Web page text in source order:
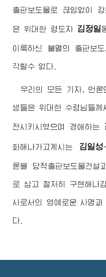
출판보도물로 끊임없이
은 위대한 령도자 김정일
이룩하신 불멸의 출판보
각할수 없다.
우리의 모든 기자, 언론
생들은 위대한 수령님들께
전시키시였으며 경애하는
화해나가고계시는 김일성
론을 당적출판보도물건설
로 삼고 철저히 구현해나
사로서의 영예로운 사명과
다.